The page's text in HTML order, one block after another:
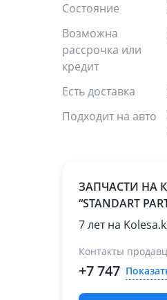
Состояние
Возможна
рассрочка или
кредит
Есть доставка
Подходит на авто
ЗАПЧАСТИ НА
“STANDART
7 лет на
Контакты
+7 747